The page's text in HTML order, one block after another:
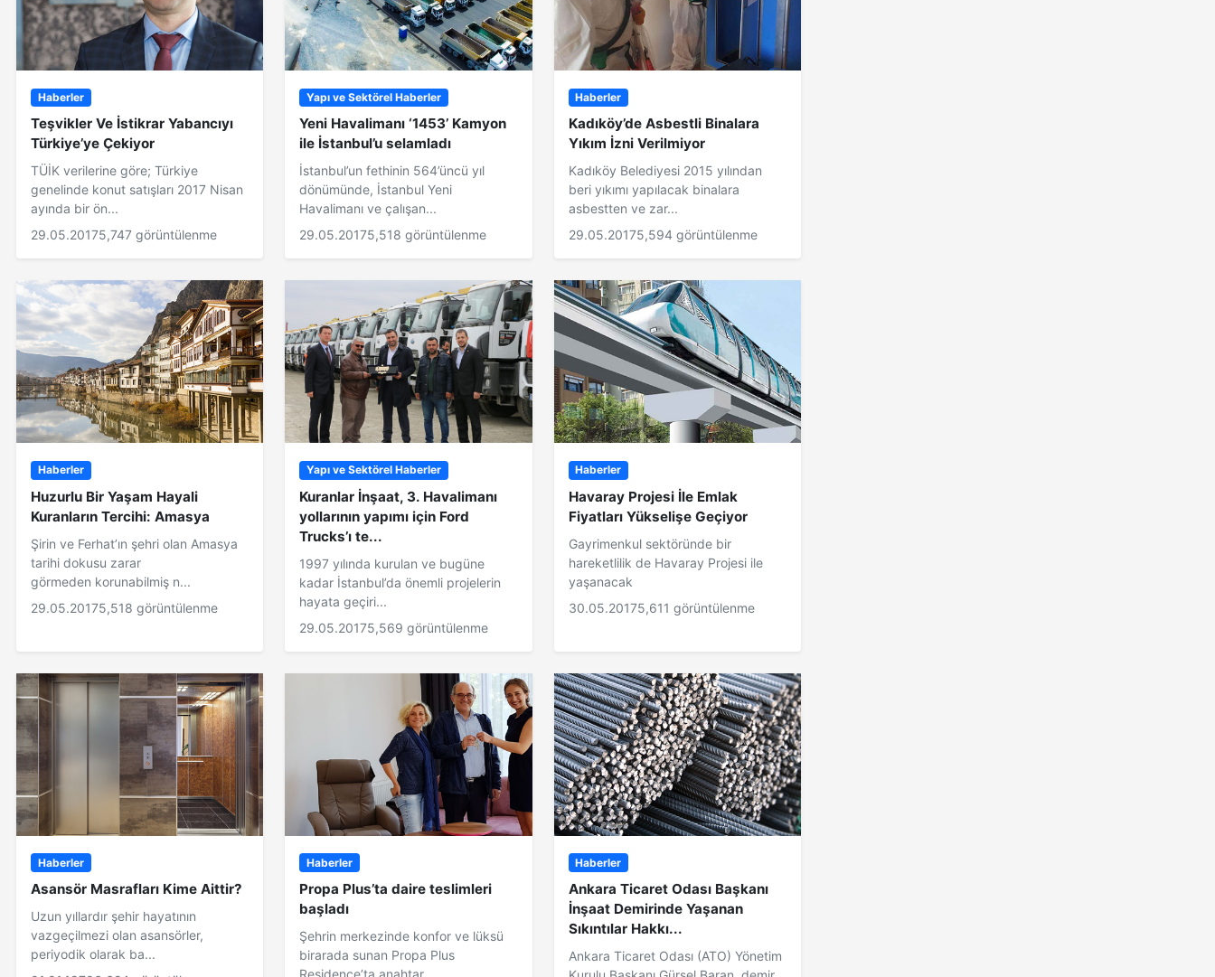
Haberler
Teşvikler Ve İstikrar Yabancıyı
Türkiye’ye Çekiyor
TÜİK verilerine göre; Türkiye
genelinde konut satışları 2017 Nisan
ayında bir ön...
29.05.20175,747 görüntülenme
Yapı ve Sektörel Haberler
Yeni Havalimanı ‘1453’ Kamyon
ile İstanbul’u selamladı
İstanbul’un fethinin 564’üncü yıl
dönümünde, İstanbul Yeni
Havalimanı ve çalışan...
29.05.20175,518 görüntülenme
Haberler
Kadıköy’de Asbestli Binalara
Yıkım İzni Verilmiyor
Kadıköy Belediyesi 2015 yılından
beri yıkımı yapılacak binalara
asbestten ve zar...
29.05.20175,594 görüntülenme
Haberler
Huzurlu Bir Yaşam Hayali
Kuranların Tercihi: Amasya
Şirin ve Ferhat’ın şehri olan Amasya
tarihi dokusu zarar
görmeden korunabilmiş n...
29.05.20175,518 görüntülenme
Yapı ve Sektörel Haberler
Kuranlar İnşaat, 3. Havalimanı
yollarının yapımı için Ford
Trucks’ı te...
1997 yılında kurulan ve bugüne
kadar İstanbul’da önemli projelerin
hayata geçiri...
29.05.20175,569 görüntülenme
Haberler
Havaray Projesi İle Emlak
Fiyatları Yükselişe Geçiyor
Gayrimenkul sektöründe bir
hareketlilik de Havaray Projesi ile
yaşanacak
30.05.20175,611 görüntülenme
Haberler
Asansör Masrafları Kime Aittir?
Uzun yıllardır şehir hayatının
vazgeçilmezi olan asansörler,
periyodik olarak ba...
Haberler
Propa Plus’ta daire teslimleri
başladı
Şehrin merkezinde konfor ve lüksü
birarada sunan Propa Plus
Residence’ta anahtar...
Haberler
Ankara Ticaret Odası Başkanı
İnşaat Demirinde Yaşanan
Sıkıntılar Hakkı...
Ankara Ticaret Odası (ATO) Yönetim